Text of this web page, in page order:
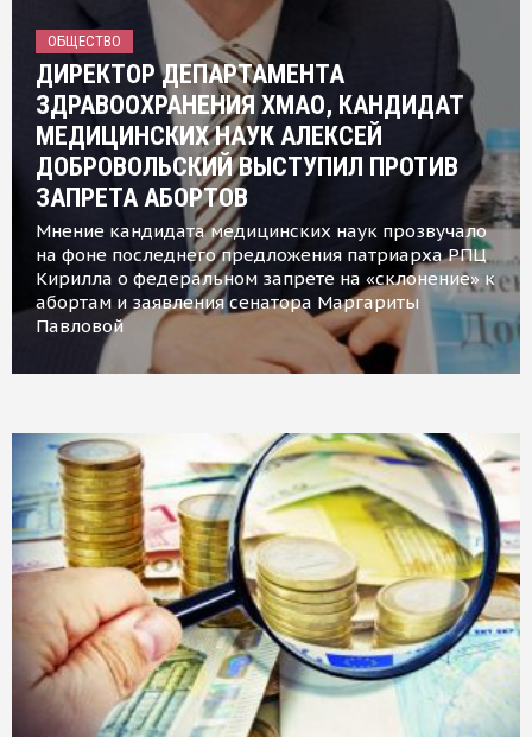
ОБЩЕСТВО
ДИРЕКТОР ДЕПАРТАМЕНТА
ЗДРАВООХРАНЕНИЯ ХМАО, КАНДИДАТ
МЕДИЦИНСКИХ НАУК АЛЕКСЕЙ
ДОБРОВОЛЬСКИЙ ВЫСТУПИЛ ПРОТИВ
ЗАПРЕТА АБОРТОВ
Мнение кандидата медицинских наук прозвучало
на фоне последнего предложения патриарха РПЦ
Кирилла о федеральном запрете на «склонение» к
абортам и заявления сенатора Маргариты
Павловой